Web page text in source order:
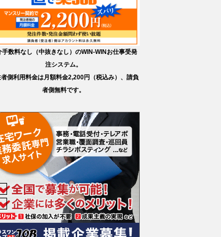
手数料なし（中抜きなし）のWIN-WINお仕事受発
注システム。
側利用料金は月額料金2,200円（税込み）、請負
者側無料です。